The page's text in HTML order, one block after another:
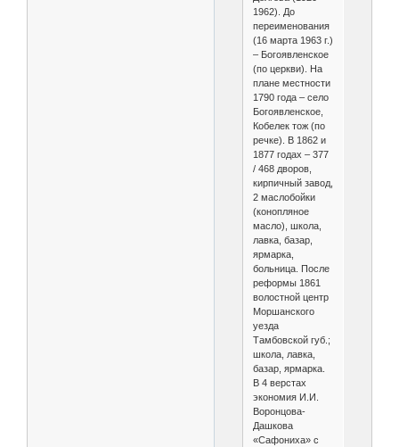
1962). До
переименования
(16 марта 1963 г.)
– Богоявленское
(по церкви). На
плане местности
1790 года – село
Богоявленское,
Кобелек тож (по
речке). В 1862 и
1877 годах – 377
/ 468 дворов,
кирпичный завод,
2 маслобойки
(конопляное
масло), школа,
лавка, базар,
ярмарка,
больница. После
реформы 1861
волостной центр
Моршанского
уезда
Тамбовской губ.;
школа, лавка,
базар, ярмарка.
В 4 верстах
экономия И.И.
Воронцова-
Дашкова
«Сафониха» с